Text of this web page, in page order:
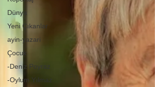
Dünya
Yeni Çıkanlar
ayin-yazari
Çocuk
-Deniz Poyraz
-Oylum Yılmaz